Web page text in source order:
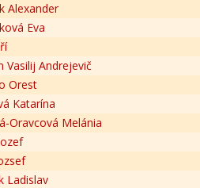
Alexander
Eva
Vasilij Andrejevič
Orest
Katarína
Oravcová Melánia
Ladislav